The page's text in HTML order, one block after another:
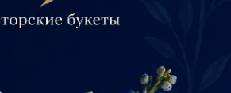
арт190